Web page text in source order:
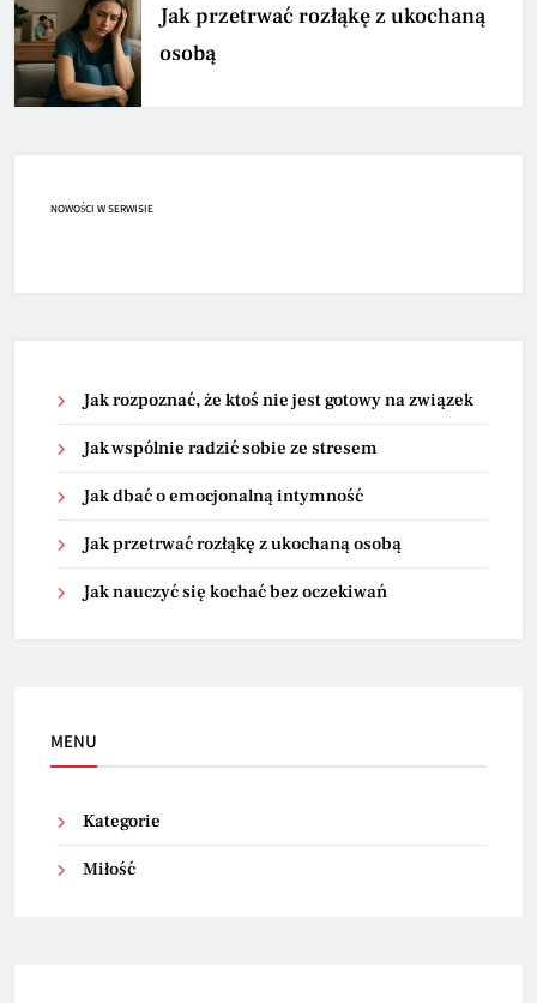
Jak przetrwać rozłąkę z ukochaną
osobą
NOWOŚCI W SERWISIE
Jak rozpoznać, że ktoś nie jest gotowy na związek
Jak wspólnie radzić sobie ze stresem
Jak dbać o emocjonalną intymność
Jak przetrwać rozłąkę z ukochaną osobą
Jak nauczyć się kochać bez oczekiwań
MENU
Kategorie
Miłość